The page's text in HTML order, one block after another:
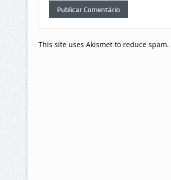
This site uses Akismet to reduce spam.